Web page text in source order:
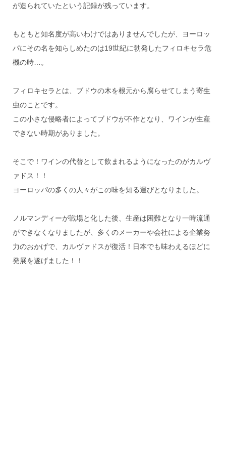
が造られていたという記録が残っています。
もともと知名度が高いわけではありませんでしたが、ヨーロッ
パにその名を知らしめたのは19世紀に勃発したフィロキセラ危
機の時…。
フィロキセラとは、ブドウの木を根元から腐らせてしまう寄生
虫のことです。
この小さな侵略者によってブドウが不作となり、ワインが生産
できない時期がありました。
そこで！ワインの代替として飲まれるようになったのがカルヴ
ァドス！！
ヨーロッパの多くの人々がこの味を知る運びとなりました。
ノルマンディーが戦場と化した後、生産は困難となり一時流通
ができなくなりましたが、多くのメーカーや会社による企業努
力のおかげで、カルヴァドスが復活！日本でも味わえるほどに
発展を遂げました！！